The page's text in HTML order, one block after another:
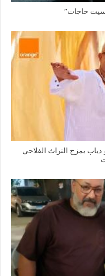
حاجات”
يمزج التراث الفلاحي